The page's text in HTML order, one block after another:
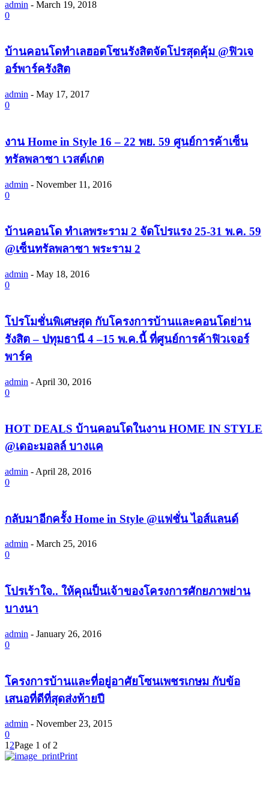
admin - March 19, 2018
0
บ้านคอนโดทำเลฮอตโซนรังสิตจัดโปรสุดคุ้ม @ฟิวเจ
อร์พาร์ครังสิต
admin - May 17, 2017
0
งาน Home in Style 16 – 22 พย. 59 ศูนย์การค้าเซ็น
ทรัลพลาซา เวสต์เกต
admin - November 11, 2016
0
บ้านคอนโด ทำเลพระราม 2 จัดโปรแรง 25-31 พ.ค. 59
@เซ็นทรัลพลาซา พระราม 2
admin - May 18, 2016
0
โปรโมชั่นพิเศษสุด กับโครงการบ้านและคอนโดย่าน
รังสิต – ปทุมธานี 4 –15 พ.ค.นี้ ที่ศูนย์การค้าฟิวเจอร์
พาร์ค
admin - April 30, 2016
0
HOT DEALS บ้านคอนโดในงาน HOME IN STYLE
@เดอะมอลล์ บางแค
admin - April 28, 2016
0
กลับมาอีกครั้ง Home in Style @แฟชั่น ไอส์แลนด์
admin - March 25, 2016
0
โปรเร้าใจ.. ให้คุณป็นเจ้าของโครงการศักยภาพย่าน
บางนา
admin - January 26, 2016
0
โครงการบ้านและที่อยู่อาศัยโซนเพชรเกษม กับข้อ
เสนอที่ดีที่สุดส่งท้ายปี
admin - November 23, 2015
0
1 2Page 1 of 2
Print